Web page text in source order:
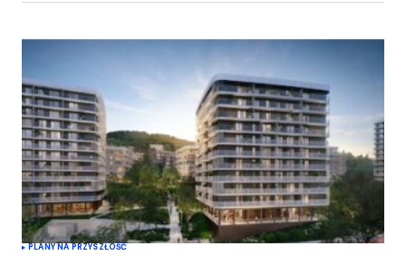
PLANY NA PRZYSZŁOŚĆ